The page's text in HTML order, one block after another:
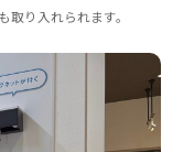
取り入れられます。